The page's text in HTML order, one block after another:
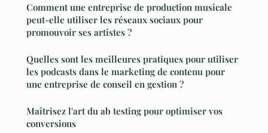
Comment une entreprise de production musicale
peut-elle utiliser les réseaux sociaux pour
promouvoir ses artistes ?
Quelles sont les meilleures pratiques pour utiliser
les podcasts dans le marketing de contenu pour
une entreprise de conseil en gestion ?
Maîtrisez l'art du ab testing pour optimiser vos
conversions